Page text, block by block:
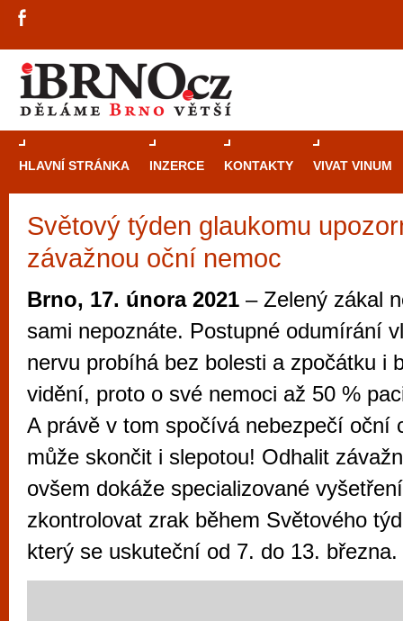
HLAVNÍ STRÁNKA INZERCE KONTAKTY VIVAT VINUM
Světový týden glaukomu
závažnou oční nemoc
Brno, 17. února 2021 – Zelený zákal
sami nepoznáte. Postupné odumírání
nervu probíhá bez bolesti a zpočátku i
vidění, proto o své nemoci až 50 %
A právě v tom spočívá nebezpečí oční
může skončit i slepotou! Odhalit
ovšem dokáže specializované
zkontrolovat zrak během Světového
který se uskuteční od 7. do 13. března.
Průvodce
Brně: Od
Brno je
zajímavé
restaurace,
Mimo jiné je ale také místem, kde si
vyzkoušet různé kasinové hry. V
metropoli naleznete širokou nabídku her
po moderní automaty jak pro pravidelné
příležitostné hráče. V...